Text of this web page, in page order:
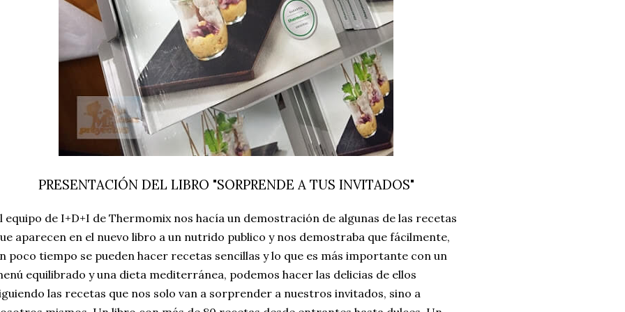
PRESENTACIÓN DEL LIBRO "SORPRENDE A TUS INVITADOS"
equipo de I+D+I de Thermomix nos hacía un demostración de algunas de las recetas
aparecen en el nuevo libro a un nutrido publico y nos demostraba que fácilmente,
poco tiempo se pueden hacer recetas sencillas y lo que es más importante con un
equilibrado y una dieta mediterránea, podemos hacer las delicias de ellos
las recetas que nos solo van a sorprender a nuestros invitados, sino a